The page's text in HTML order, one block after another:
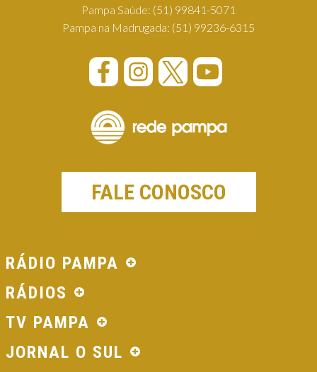
Pampa Saúde: (51) 99841-5071
Pampa na Madrugada: (51) 99236-6315
FALE CONOSCO
RÁDIO PAMPA
RÁDIOS
TV PAMPA
JORNAL O SUL